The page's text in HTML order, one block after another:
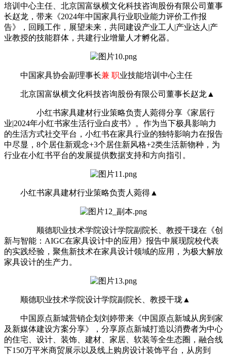
培训中心主任、北京国富纵横文化科技咨询股份有限公司董事
长赵龙，带来《2024年中国家具行业职业能力评价工作报
告》，回顾工作，展望未来，共同建设产业工人|产业达人|产
业教授的技能群体，共建行业增量人才孵化器。
中国家具协会副理事长兼 职业技能培训中心主任
北京国富纵横文化科技咨询股份有限公司董事长赵龙▲
小红书家具建材行业策略负责人菀得分享《家居行
业|2024年小红书家生活行业白皮书》。作为当下极具影响力
的生活方式社交平台，小红书在家具行业的独特影响力在报告
中尽显，8个居住新观念+3个居住新风格+2类生活新物种，为
行业在小红书平台的发展提供数据支持和方向指引。
小红书家具建材行业策略负责人菀得▲
顺德职业技术学院设计学院副院长、教授干珑在《创
新与智能：AIGC在家具设计中的应用》报告中展现院校代表
的实践经验，聚焦新技术在家具设计领域的应用，为极大解放
家具设计的生产力。
顺德职业技术学院设计学院副院长、教授干珑▲
中国原点新城营销企划刘婷带来《中国原点新城从房到家
及新媒体建设方案分享》，分享原点新城打造以消费者为中心
的住宅、设计、装饰、建材、家居、软装等全生态圈，融合线
下150万平米商贸展示以及线上购房设计装饰平台，从房到